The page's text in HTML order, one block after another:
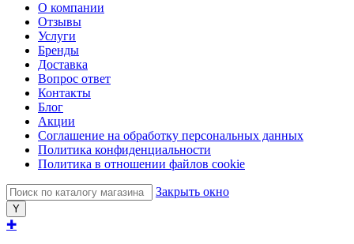
О компании
Отзывы
Услуги
Бренды
Доставка
Вопрос ответ
Контакты
Блог
Акции
Соглашение на обработку персональных данных
Политика конфиденциальности
Политика в отношении файлов cookie
Закрыть окно
✚